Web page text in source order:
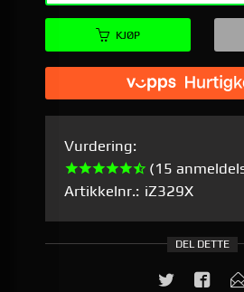
KJØP
Vurdering:
(15
Artikkelnr.: iZ329X
DEL DETTE